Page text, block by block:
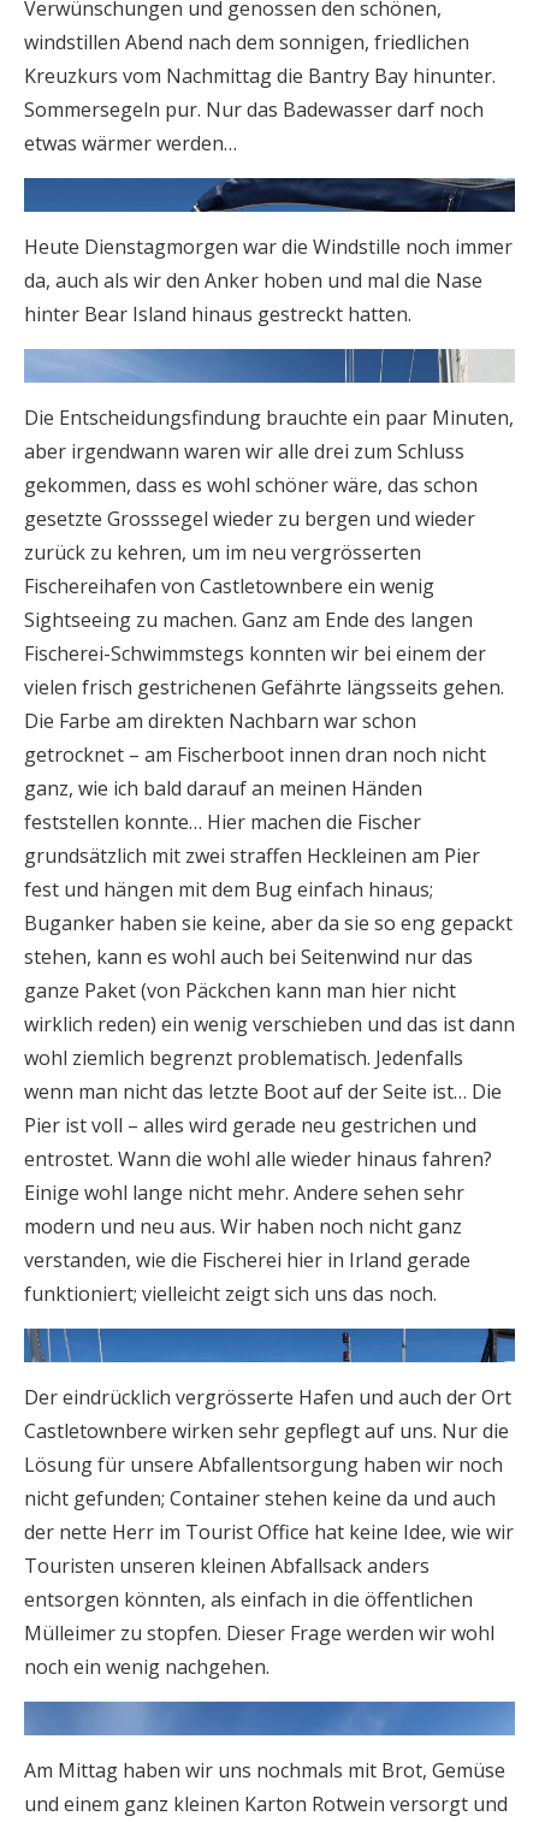
Verwünschungen und genossen den schönen,
windstillen Abend nach dem sonnigen, friedlichen
Kreuzkurs vom Nachmittag die Bantry Bay hinunter.
Sommersegeln pur. Nur das Badewasser darf noch
etwas wärmer werden…
Heute Dienstagmorgen war die Windstille noch immer
da, auch als wir den Anker hoben und mal die Nase
hinter Bear Island hinaus gestreckt hatten.
Die Entscheidungsfindung brauchte ein paar Minuten,
aber irgendwann waren wir alle drei zum Schluss
gekommen, dass es wohl schöner wäre, das schon
gesetzte Grosssegel wieder zu bergen und wieder
zurück zu kehren, um im neu vergrösserten
Fischereihafen von Castletownbere ein wenig
Sightseeing zu machen. Ganz am Ende des langen
Fischerei-Schwimmstegs konnten wir bei einem der
vielen frisch gestrichenen Gefährte längsseits gehen.
Die Farbe am direkten Nachbarn war schon
getrocknet – am Fischerboot innen dran noch nicht
ganz, wie ich bald darauf an meinen Händen
feststellen konnte… Hier machen die Fischer
grundsätzlich mit zwei straffen Heckleinen am Pier
fest und hängen mit dem Bug einfach hinaus;
Buganker haben sie keine, aber da sie so eng gepackt
stehen, kann es wohl auch bei Seitenwind nur das
ganze Paket (von Päckchen kann man hier nicht
wirklich reden) ein wenig verschieben und das ist dann
wohl ziemlich begrenzt problematisch. Jedenfalls
wenn man nicht das letzte Boot auf der Seite ist… Die
Pier ist voll – alles wird gerade neu gestrichen und
entrostet. Wann die wohl alle wieder hinaus fahren?
Einige wohl lange nicht mehr. Andere sehen sehr
modern und neu aus. Wir haben noch nicht ganz
verstanden, wie die Fischerei hier in Irland gerade
funktioniert; vielleicht zeigt sich uns das noch.
Der eindrücklich vergrösserte Hafen und auch der Ort
Castletownbere wirken sehr gepflegt auf uns. Nur die
Lösung für unsere Abfallentsorgung haben wir noch
nicht gefunden; Container stehen keine da und auch
der nette Herr im Tourist Office hat keine Idee, wie wir
Touristen unseren kleinen Abfallsack anders
entsorgen könnten, als einfach in die öffentlichen
Mülleimer zu stopfen. Dieser Frage werden wir wohl
noch ein wenig nachgehen.
Am Mittag haben wir uns nochmals mit Brot, Gemüse
und einem ganz kleinen Karton Rotwein versorgt und